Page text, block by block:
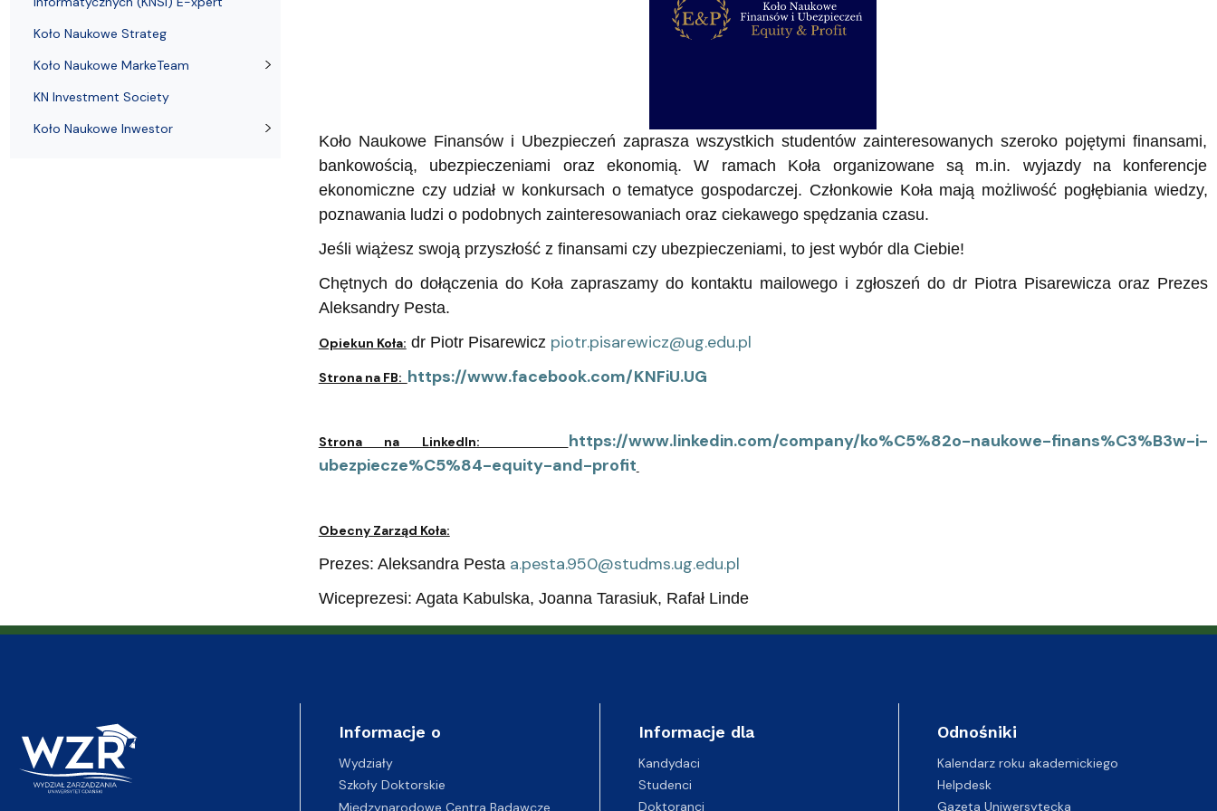
Koło Naukowe Finansów i Ubezpieczeń zaprasza wszystkich studentów zainteresowanych szeroko pojętymi finansami,
bankowością, ubezpieczeniami oraz ekonomią. W ramach Koła organizowane są m.in. wyjazdy na konferencje
ekonomiczne czy udział w konkursach o tematyce gospodarczej. Członkowie Koła mają możliwość pogłębiania wiedzy,
poznawania ludzi o podobnych zainteresowaniach oraz ciekawego spędzania czasu.
Jeśli wiążesz swoją przyszłość z finansami czy ubezpieczeniami, to jest wybór dla Ciebie!
Chętnych do dołączenia do Koła zapraszamy do kontaktu mailowego i zgłoszeń do dr Piotra Pisarewicza oraz Prezes
Aleksandry Pesta.
Opiekun Koła: dr Piotr Pisarewicz piotr.pisarewicz@ug.edu.pl
Strona na FB: https://www.facebook.com/KNFiU.UG
Strona na LinkedIn: https://www.linkedin.com/company/ko%C5%82o-naukowe-finans%C3%B3w-i-
ubezpiecze%C5%84-equity-and-profit
Obecny Zarząd Koła:
Prezes: Aleksandra Pesta a.pesta.950@studms.ug.edu.pl
Wiceprezesi: Agata Kabulska, Joanna Tarasiuk, Rafał Linde
Koło Naukowe Strateg
Koło Naukowe MarkeTeam
KN Investment Society
Koło Naukowe Inwestor
Informacje o
Wydziały
Szkoły Doktorskie
Międzynarodowe Centra Badawcze
Informacje dla
Kandydaci
Studenci
Doktoranci
Odnośniki
Kalendarz roku akademickiego
Helpdesk
Gazeta Uniwersytecka